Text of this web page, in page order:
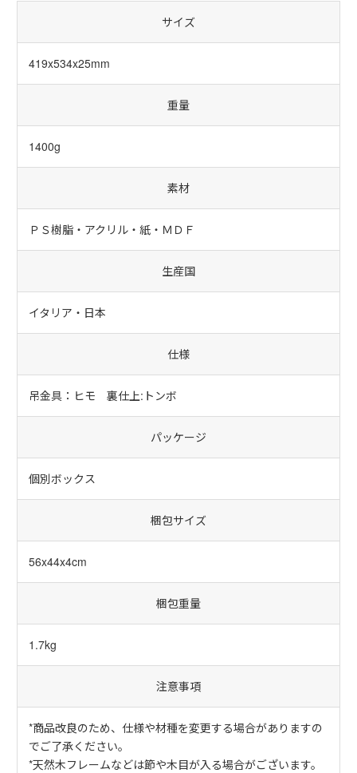
サイズ
419x534x25mm
重量
1400g
素材
ＰＳ樹脂・アクリル・紙・ＭＤＦ
生産国
イタリア・日本
仕様
吊金具：ヒモ 裏仕上:トンボ
パッケージ
個別ボックス
梱包サイズ
56x44x4cm
梱包重量
1.7kg
注意事項
*商品改良のため、仕様や材種を変更する場合がありますの
でご了承ください。
*天然木フレームなどは節や木目が入る場合がございます。